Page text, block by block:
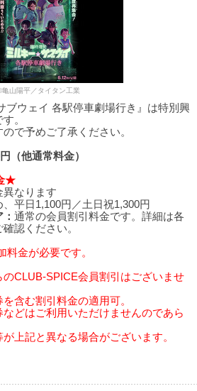
亀山陽平／タイタン工業
ブウェイ 各駅停車劇場行き』は特別興
。
で予めご了承ください。
（他通常料金）
★
異なります
平日1,100円／土日祝1,300円
通常の会員割引料金です。詳細は各
認ください。
金が必要です。
CLUB-SPICE会員割引はございませ
含む割引料金の適用可。
どはご利用いただけませんのであら
上記と異なる場合がございます。